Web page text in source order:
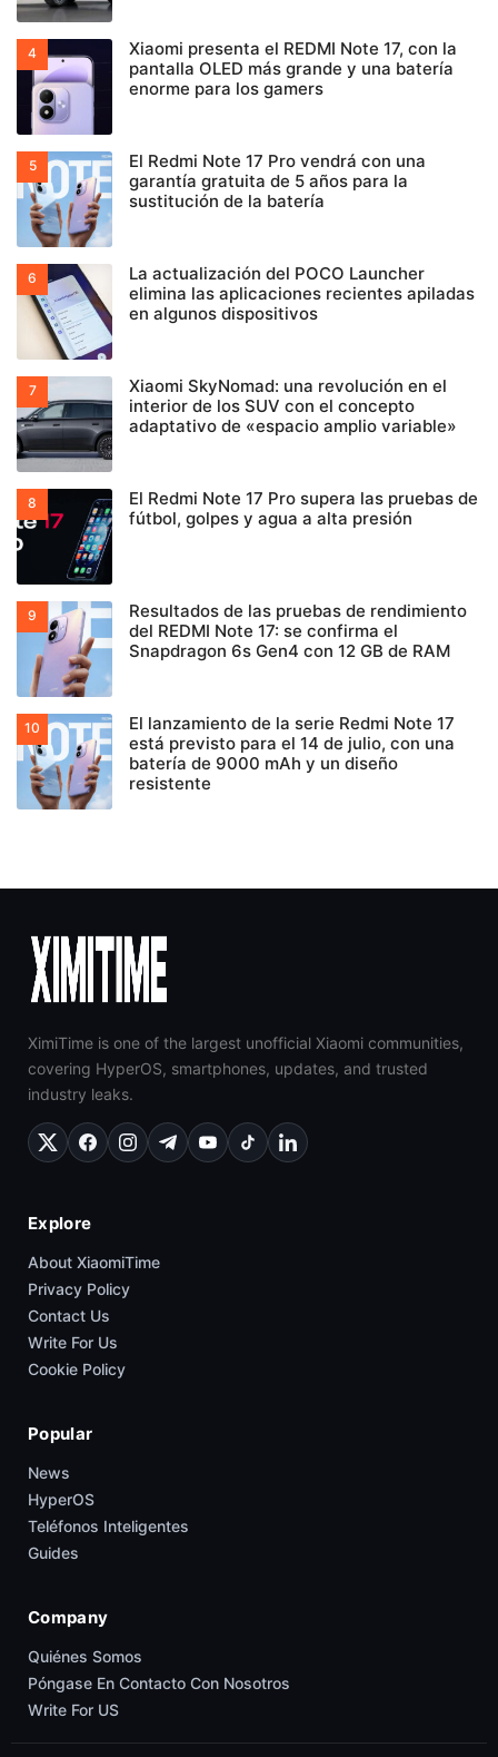
Xiaomi presenta el REDMI Note 17, con la
pantalla OLED más grande y una batería
enorme para los gamers
El Redmi Note 17 Pro vendrá con una
garantía gratuita de 5 años para la
sustitución de la batería
La actualización del POCO Launcher
elimina las aplicaciones recientes apiladas
en algunos dispositivos
Xiaomi SkyNomad: una revolución en el
interior de los SUV con el concepto
adaptativo de «espacio amplio variable»
El Redmi Note 17 Pro supera las pruebas de
fútbol, golpes y agua a alta presión
Resultados de las pruebas de rendimiento
del REDMI Note 17: se confirma el
Snapdragon 6s Gen4 con 12 GB de RAM
El lanzamiento de la serie Redmi Note 17
está previsto para el 14 de julio, con una
batería de 9000 mAh y un diseño
resistente
XimiTime is one of the largest unofficial Xiaomi communities,
covering HyperOS, smartphones, updates, and trusted
industry leaks.
Explore
About XiaomiTime
Privacy Policy
Contact Us
Write For Us
Cookie Policy
Popular
News
HyperOS
Teléfonos Inteligentes
Guides
Company
Quiénes Somos
Póngase En Contacto Con Nosotros
Write For US